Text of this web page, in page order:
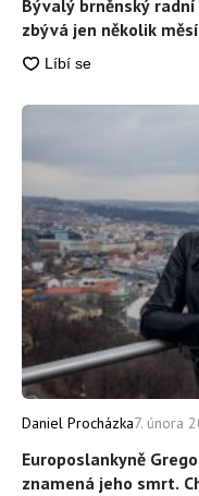
Bývalý brněnský
zbývá jen několik
Europoslankyně
znamená jeho smrt.
Daniel Procházka7. února